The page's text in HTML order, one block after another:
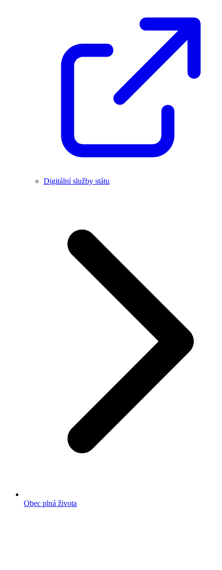
Digitální služby státu
Obec plná života